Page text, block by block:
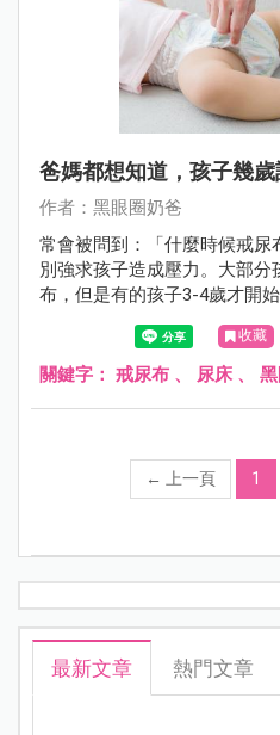
爸媽都想知道，孩子幾歲
作者：黑眼圈奶爸
常會被問到：「什麼時候戒尿
別強求孩子造成壓力。大部
布，但是有的孩子3-4歲才開
每個孩子都不一樣，等他準備
收藏
關鍵字： 戒尿布 、 尿床 、
← 上一頁 1
最新文章 熱門文章